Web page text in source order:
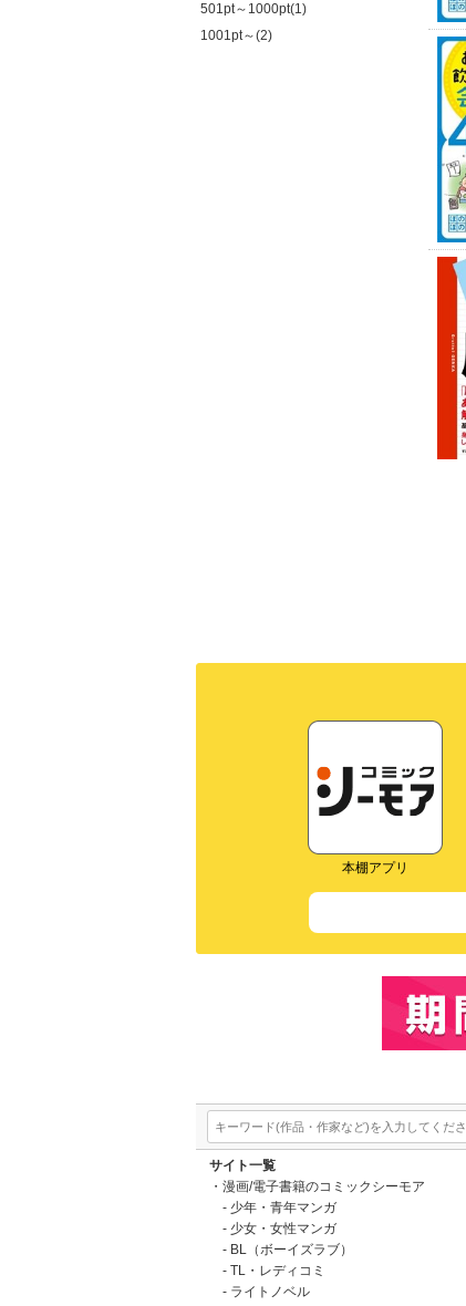
501pt～1000pt(1)
1001pt～(2)
本棚アプリ
サイト一覧
漫画/電子書籍のコミックシーモア
少年・青年マンガ
少女・女性マンガ
BL（ボーイズラブ）
TL・レディコミ
ライトノベル